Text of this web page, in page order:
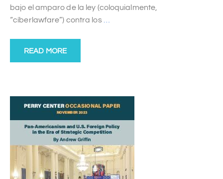
bajo el amparo de la ley (coloquialmente,
“cíberlawfare”) contra los
READ MORE